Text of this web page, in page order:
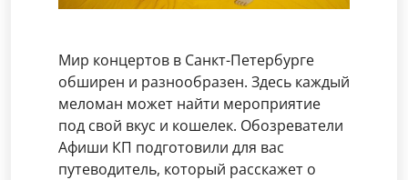
Мир концертов в Санкт-Петербурге
обширен и разнообразен. Здесь каждый
меломан может найти мероприятие
под свой вкус и кошелек. Обозреватели
Афиши КП подготовили для вас
путеводитель, который расскажет о